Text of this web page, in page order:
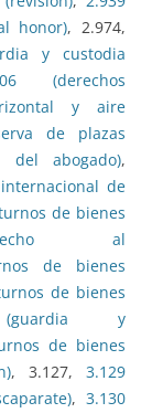
honor), 2.974,
y custodia
(derechos
y aire
de plazas
del abogado),
de
de bienes
al
de bienes
de bienes
y
de bienes
, 3.127,3.129
, 3.130